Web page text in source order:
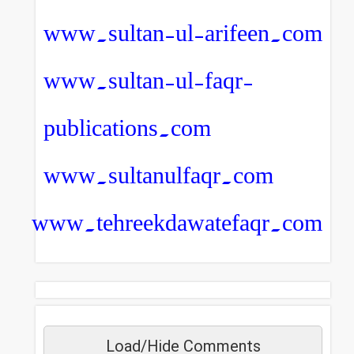
www.sultan-ul-arifeen.com
www.sultan-ul-faqr-
publications.com
www.sultanulfaqr.com
www.tehreekdawatefaqr.com
Load/Hide Comments